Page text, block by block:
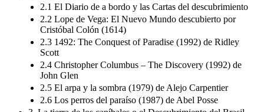
2.1 El Diario de a bordo y las Cartas del descubrimiento
2.2 Lope de Vega: El Nuevo Mundo descubierto por
Cristóbal Colón (1614)
2.3 1492: The Conquest of Paradise (1992) de Ridley
Scott
2.4 Christopher Columbus – The Discovery (1992) de
John Glen
2.5 El arpa y la sombra (1979) de Alejo Carpentier
2.6 Los perros del paraíso (1987) de Abel Posse